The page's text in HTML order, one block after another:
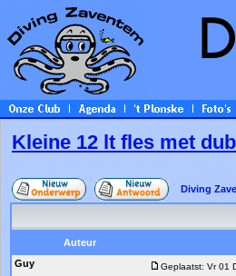
Kleine 12 lt fles met
Diving
Auteur
Guy
Geplaatst: Vr 01